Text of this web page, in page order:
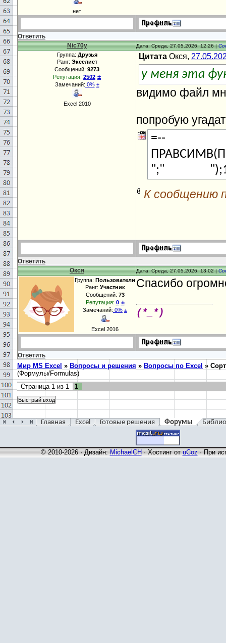
нет
Ответить
Nic70y
Дата: Среда, 27.05.2026, 12:26 |
Группа: Друзья
Ранг: Экселист
Сообщений: 9273
Репутация: 2502 ±
Замечаний: 0% ±
Excel 2010
Цитата Окся,
у меня эта
видимо файл
попробую
=--
";"
К сообщению
Ответить
Окся
Дата: Среда, 27.05.2026, 13:02 |
Группа: Пользователи
Ранг: Участник
Сообщений: 73
Репутация: 0 ±
Замечаний: 0% ±
Excel 2016
Спасибо
(*_*)
Ответить
Мир MS Excel » Вопросы и решения » Вопросы по Excel »
(Формулы/Formulas)
Страница 1 из 1 1
Главная Excel Готовые решения Форумы
© 2010-2026 · Дизайн: MichaelCH · Хостинг от uCoz · При